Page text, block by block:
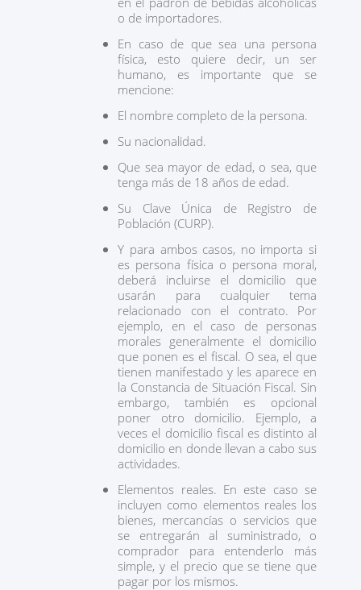
o de importadores.
En caso de que sea una persona
física, esto quiere decir, un ser
humano, es importante que se
mencione:
El nombre completo de la persona.
Su nacionalidad.
Que sea mayor de edad, o sea, que
tenga más de 18 años de edad.
Su Clave Única de Registro de
Población (CURP).
Y para ambos casos, no importa si
es persona física o persona moral,
deberá incluirse el domicilio que
usarán para cualquier tema
relacionado con el contrato. Por
ejemplo, en el caso de personas
morales generalmente el domicilio
que ponen es el fiscal. O sea, el que
tienen manifestado y les aparece en
la Constancia de Situación Fiscal. Sin
embargo, también es opcional
poner otro domicilio. Ejemplo, a
veces el domicilio fiscal es distinto al
domicilio en donde llevan a cabo sus
actividades.
Elementos reales. En este caso se
incluyen como elementos reales los
bienes, mercancías o servicios que
se entregarán al suministrado, o
comprador para entenderlo más
simple, y el precio que se tiene que
pagar por los mismos.